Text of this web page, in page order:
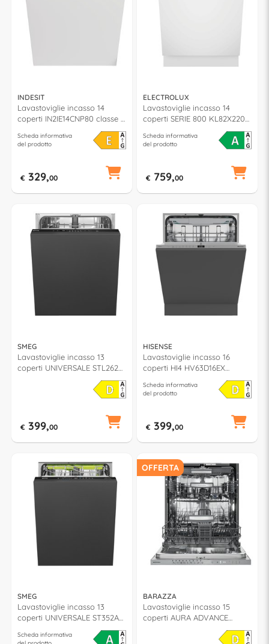
INDESIT
Lavastoviglie incasso 14
coperti IN2IE14CNP80 classe E
Scheda informativa
del prodotto
€ 329,00
ELECTROLUX
Lavastoviglie incasso 14
coperti SERIE 800 KL82X220T
Scheda informativa
del prodotto
€ 759,00
SMEG
Lavastoviglie incasso 13
coperti UNIVERSALE STL262D
€ 399,00
HISENSE
Lavastoviglie incasso 16
coperti HI4 HV63D16EX
AutoDry classe D (L60cm)
Scheda informativa
del prodotto
€ 399,00
SMEG
Lavastoviglie incasso 13
coperti UNIVERSALE ST352AL
Scheda informativa
OFFERTA
BARAZZA
Lavastoviglie incasso 15
coperti AURA ADVANCE
1LVA6I classe D (L60cm)